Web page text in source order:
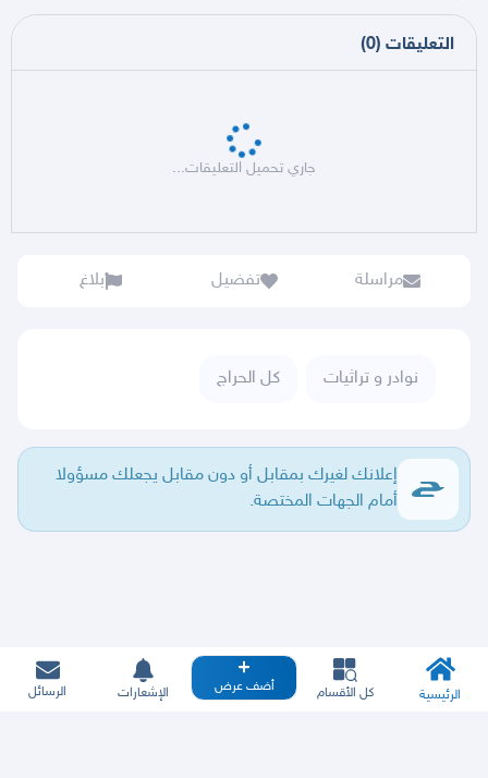
التعليقات (
0
)
جاري تحميل التعليقات...
مراسلة تفضيل بلاغ
نوادر و تراثيات كل الحراج
إعلانك لغيرك بمقابل أو دون مقابل يجعلك مسؤولا
أمام الجهات المختصة.
الرئيسية كل الأقسام أضف عرض الإشعارات الرسائل